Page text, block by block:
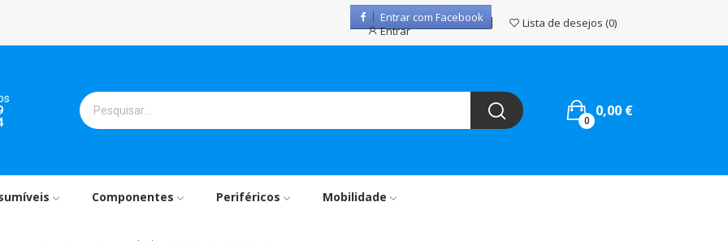
Entrar com Facebook
Entrar
Lista de desejos 0
0,00 €
0
Componentes Periféricos Mobilidade